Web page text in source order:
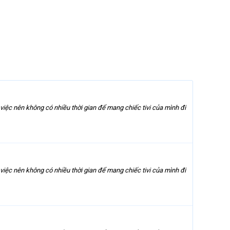
nên không có nhiều thời gian để mang chiếc tivi của mình đi
nên không có nhiều thời gian để mang chiếc tivi của mình đi